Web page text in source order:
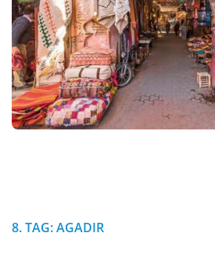
8. TAG: AGADIR